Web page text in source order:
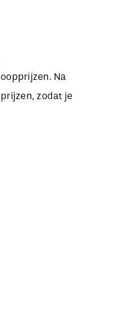
Na
zodat je